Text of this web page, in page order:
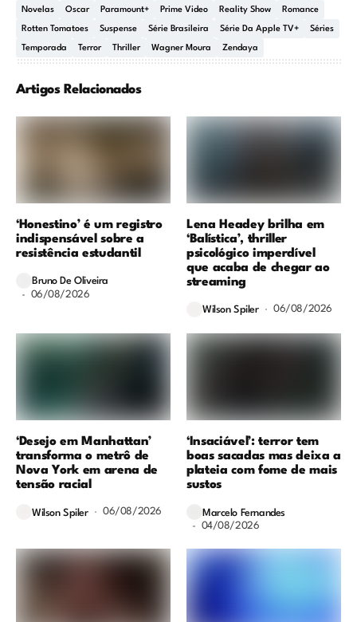
Novelas Oscar Paramount+ Prime Video Reality Show Romance
Rotten Tomatoes Suspense Série Brasileira Série Da Apple TV+ Séries
Temporada Terror Thriller Wagner Moura Zendaya
Artigos Relacionados
‘Honestino’ é um registro
indispensável sobre a
resistência estudantil
Bruno De Oliveira
06/08/2026
Lena Headey brilha em
‘Balística’, thriller
psicológico imperdível
que acaba de chegar ao
streaming
Wilson Spiler 06/08/2026
‘Desejo em Manhattan’
transforma o metrô de
Nova York em arena de
tensão racial
Wilson Spiler 06/08/2026
‘Insaciável’: terror tem
boas sacadas mas deixa a
plateia com fome de mais
sustos
Marcelo Fernandes
04/08/2026